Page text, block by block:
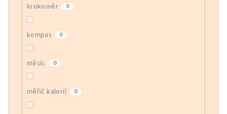
krokoměr 0
kompas 0
měsíc 0
měřič kalorií 0